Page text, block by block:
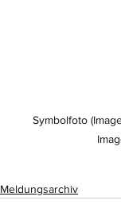
Symbolfoto
Meldungsarchiv